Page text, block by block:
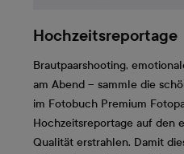
Hochzeitsreportage
Brautpaarshooting,
am Abend – sammle die
im Fotobuch Premium
Hochzeitsreportage auf den
Qualität erstrahlen. Damit